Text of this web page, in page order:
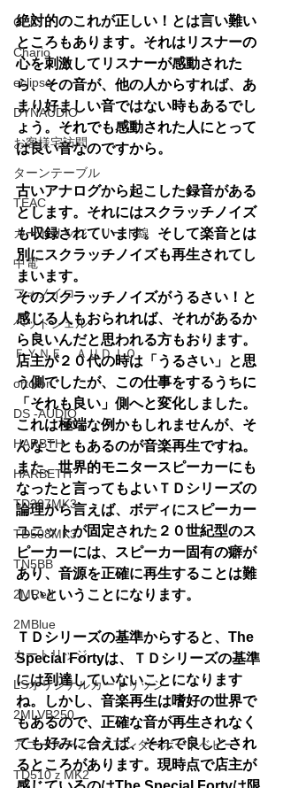
CEC
Chario
eclipse
DYNAUDIO
お客様宅訪問
ターンテーブル
TEAC
カートリッジ・リード線
中電
フォノイコ
ヘッドシェル
ＦＹＮＥ ＡＵＤＩＯ
ortofon
DS -AUDIO
HARBTH
HARBETH
TD307MK3
TD508MK3
TN5BB
2MRed
2MBlue
カートリッジ
LSオリジナルカートリッジ
2MLVB250
アコースティックアンダーボードベビー
TD510ｚMK2
絶対的のこれが正しい！とは言い難い
ところもあります。それはリスナーの
心を刺激してリスナーが感動された
ら、その音が、他の人からすれば、あ
まり好ましい音ではない時もあるでし
ょう。それでも感動された人にとって
は良い音なのですから。
古いアナログから起こした録音がある
とします。それにはスクラッチノイズ
も収録されています。そして楽音とは
別にスクラッチノイズも再生されてし
まいます。
そのスクラッチノイズがうるさい！と
感じる人もおられれば、それがあるか
ら良いんだと思われる方もおります。
店主が２０代の時は「うるさい」と思
う側でしたが、この仕事をするうちに
「それも良い」側へと変化しました。
これは極端な例かもしれませんが、そ
んなこともあるのが音楽再生ですね。
また、世界的モニタースピーカーにも
なったと言ってもよいＴＤシリーズの
論理から言えば、ボディにスピーカー
ユニットが固定された２０世紀型のス
ピーカーには、スピーカー固有の癖が
あり、音源を正確に再生することは難
しいということになります。
ＴＤシリーズの基準からすると、The
Special Fortyは、ＴＤシリーズの基準
には到達していないことになります
ね。しかし、音楽再生は嗜好の世界で
もあるので、正確な音が再生されなく
ても好みに合えば、それで良しとされ
るところがあります。現時点で店主が